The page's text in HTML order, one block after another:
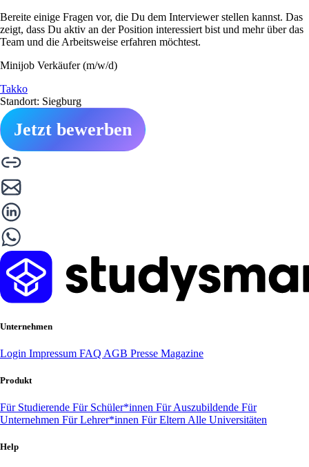
Bereite einige Fragen vor, die Du dem Interviewer stellen kannst. Das
zeigt, dass Du aktiv an der Position interessiert bist und mehr über das
Team und die Arbeitsweise erfahren möchtest.
Minijob Verkäufer (m/w/d)
Takko
Standort: Siegburg
Jetzt bewerben
Unternehmen
Login Impressum FAQ AGB Presse Magazine
Produkt
Für Studierende Für Schüler*innen Für Auszubildende Für
Unternehmen Für Lehrer*innen Für Eltern Alle Universitäten
Help